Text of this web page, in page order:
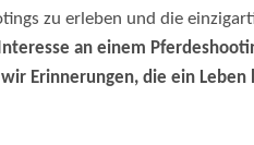
zu erleben und die
an einem
Erinnerungen, die ein Leben